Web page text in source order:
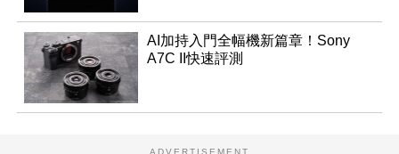
AI加持入門全幅機新篇章！Sony
A7C II快速評測
ADVERTISEMENT